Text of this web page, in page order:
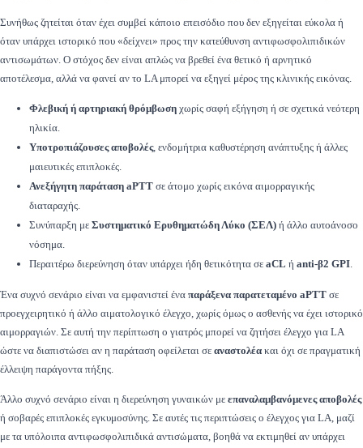
Συνήθως ζητείται όταν έχει συμβεί κάποιο επεισόδιο που δεν εξηγείται εύκολα ή
όταν υπάρχει ιστορικό που «δείχνει» προς την κατεύθυνση αντιφωσφολιπιδικών
αντισωμάτων. Ο στόχος δεν είναι απλώς να βρεθεί ένα θετικό ή αρνητικό
αποτέλεσμα, αλλά να φανεί αν το LA μπορεί να εξηγεί μέρος της κλινικής εικόνας.
Φλεβική ή αρτηριακή θρόμβωσηχωρίς σαφή εξήγηση ή σε σχετικά νεότερη
ηλικία.
Υποτροπιάζουσες αποβολές, ενδομήτρια καθυστέρηση ανάπτυξης ή άλλες
μαιευτικές επιπλοκές.
Ανεξήγητη παράταση aPTTσε άτομο χωρίς εικόνα αιμορραγικής
διαταραχής.
Συνύπαρξη με Συστηματικό Ερυθηματώδη Λύκο (ΣΕΛ)ή άλλο αυτοάνοσο
νόσημα.
Περαιτέρω διερεύνηση όταν υπάρχει ήδη θετικότητα σε aCL ή anti-β2 GPI.
Ένα συχνό σενάριο είναι να εμφανιστεί ένα παράξενα παρατεταμένο aPTT σε
προεγχειρητικό ή άλλο αιματολογικό έλεγχο, χωρίς όμως ο ασθενής να έχει ιστορικό
αιμορραγιών. Σε αυτή την περίπτωση ο γιατρός μπορεί να ζητήσει έλεγχο για LA
ώστε να διαπιστώσει αν η παράταση οφείλεται σε αναστολέα και όχι σε πραγματική
έλλειψη παράγοντα πήξης.
Άλλο συχνό σενάριο είναι η διερεύνηση γυναικών με επαναλαμβανόμενες αποβολές
ή σοβαρές επιπλοκές εγκυμοσύνης. Σε αυτές τις περιπτώσεις ο έλεγχος για LA, μαζί
με τα υπόλοιπα αντιφωσφολιπιδικά αντισώματα, βοηθά να εκτιμηθεί αν υπάρχει